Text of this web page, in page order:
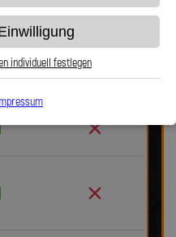
Gummi
Gummi
individuell festlegen